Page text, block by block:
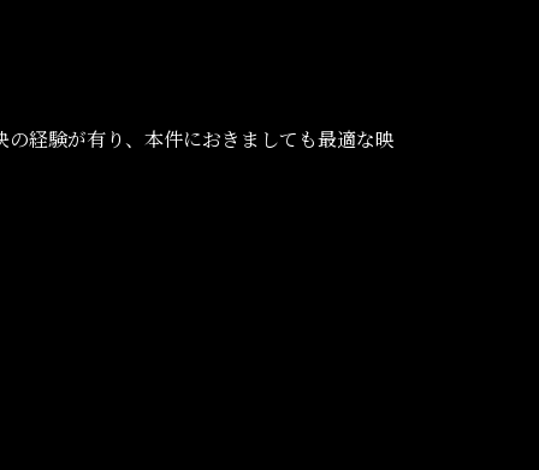
経験が有り、本件におきましても最適な映